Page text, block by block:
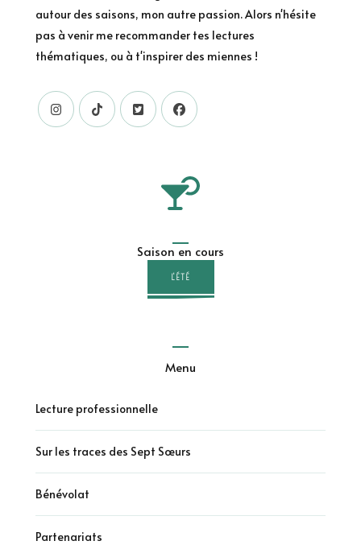
autour des saisons, mon autre passion. Alors n'hésite
pas à venir me recommander tes lectures
thématiques, ou à t'inspirer des miennes !
Saison en cours
L'ÉTÉ
Menu
Lecture professionnelle
Sur les traces des Sept Sœurs
Bénévolat
Partenariats